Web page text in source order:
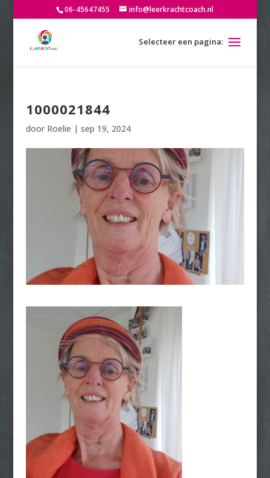
06-45647455 info@leerkrachtcoach.nl
1000021844
door Roelie | sep 19, 2024